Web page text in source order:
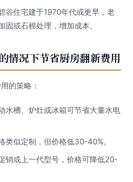
谷住宅建于1970年代或更早，老
固或石棉处理，增加成本。
情况下节省厨房翻新费用
的策略：
水槽、炉灶或冰箱可节省大量水电
类似定制，但价格低30-40%。
销或上一代型号，价格可降低20-